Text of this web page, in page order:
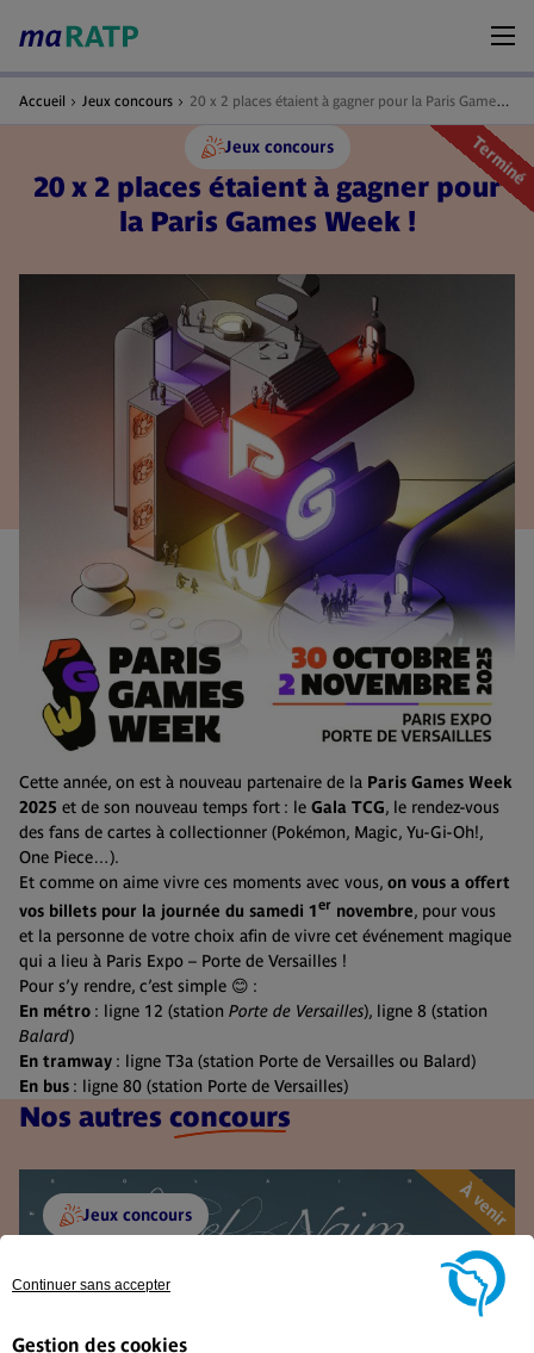
Accueil Jeux concours 20 x 2 places étaient à gagner pour la Paris Games Week !
Jeux concours
20 x 2 places étaient à gagner pour
la Paris Games Week !
Terminé
Cette année, on est à nouveau partenaire de la Paris Games Week
2025 et de son nouveau temps fort : le Gala TCG, le rendez-vous
des fans de cartes à collectionner (Pokémon, Magic, Yu-Gi-Oh!,
One Piece…).
Et comme on aime vivre ces moments avec vous, on vous a offert
vos billets pour la journée du samedi 1er novembre, pour vous
et la personne de votre choix afin de vivre cet événement magique
qui a lieu à Paris Expo – Porte de Versailles !
Pour s’y rendre, c’est simple 😊 :
En métro : ligne 12 (station Porte de Versailles), ligne 8 (station
Balard)
En tramway : ligne T3a (station Porte de Versailles ou Balard)
En bus : ligne 80 (station Porte de Versailles)
Nos autres concours
Jeux concours À venir
Gestion des cookies
Continuer sans accepter